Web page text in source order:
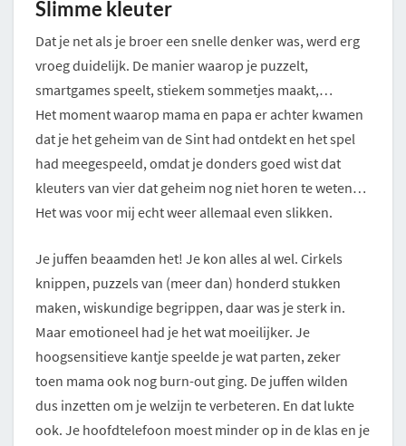
Slimme kleuter
Dat je net als je broer een snelle denker was, werd erg
vroeg duidelijk. De manier waarop je puzzelt,
smartgames speelt, stiekem sommetjes maakt,…
Het moment waarop mama en papa er achter kwamen
dat je het geheim van de Sint had ontdekt en het spel
had meegespeeld, omdat je donders goed wist dat
kleuters van vier dat geheim nog niet horen te weten…
Het was voor mij echt weer allemaal even slikken.
Je juffen beaamden het! Je kon alles al wel. Cirkels
knippen, puzzels van (meer dan) honderd stukken
maken, wiskundige begrippen, daar was je sterk in.
Maar emotioneel had je het wat moeilijker. Je
hoogsensitieve kantje speelde je wat parten, zeker
toen mama ook nog burn-out ging. De juffen wilden
dus inzetten om je welzijn te verbeteren. En dat lukte
ook. Je hoofdtelefoon moest minder op in de klas en je